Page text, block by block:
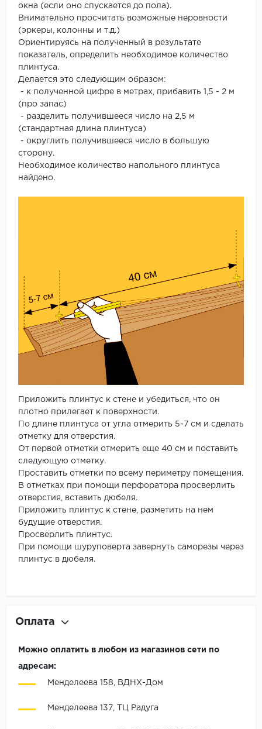
окна (если оно спускается до пола).
Внимательно просчитать возможные неровности
(эркеры, колонны и т.д.)
Ориентируясь на полученный в результате
показатель, определить необходимое количество
плинтуса.
Делается это следующим образом:
- к полученной цифре в метрах, прибавить 1,5 - 2 м
(про запас)
- разделить получившееся число на 2,5 м
(стандартная длина плинтуса)
- округлить получившееся число в большую
сторону.
Необходимое количество напольного плинтуса
найдено.
Приложить плинтус к стене и убедиться, что он
плотно прилегает к поверхности.
По длине плинтуса от угла отмерить 5-7 см и сделать
отметку для отверстия.
От первой отметки отмерить еще 40 см и поставить
следующую отметку.
Проставить отметки по всему периметру помещения.
В отметках при помощи перфоратора просверлить
отверстия, вставить дюбеля.
Приложить плинтус к стене, разметить на нем
будущие отверстия.
Просверлить плинтус.
При помощи шуруповерта завернуть саморезы через
плинтус в дюбеля.
Оплата
Можно оплатить в любом из магазинов сети по
адресам:
Менделеева 158, ВДНХ-Дом
Менделеева 137, ТЦ Радуга